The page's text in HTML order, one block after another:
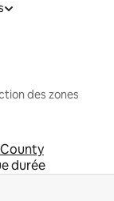
des zones
durée